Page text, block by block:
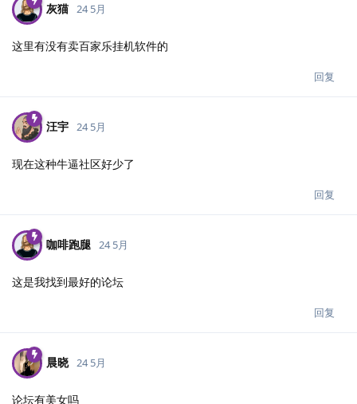
灰猫 24 5月
这里有没有卖百家乐挂机软件的
回复
汪宇 24 5月
现在这种牛逼社区好少了
回复
咖啡跑腿 24 5月
这是我找到最好的论坛
回复
晨晓 24 5月
论坛有美女吗